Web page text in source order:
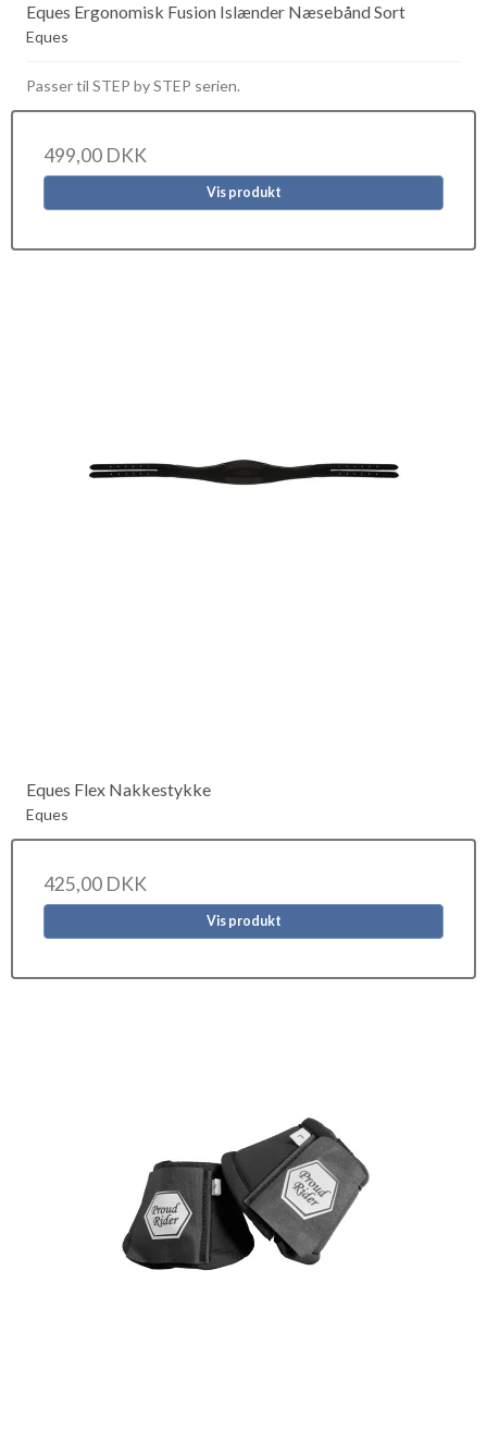
Eques Ergonomisk Fusion Islænder Næsebånd Sort
Eques
Passer til STEP by STEP serien.
499,00 DKK
Vis produkt
Eques Flex Nakkestykke
Eques
425,00 DKK
Vis produkt